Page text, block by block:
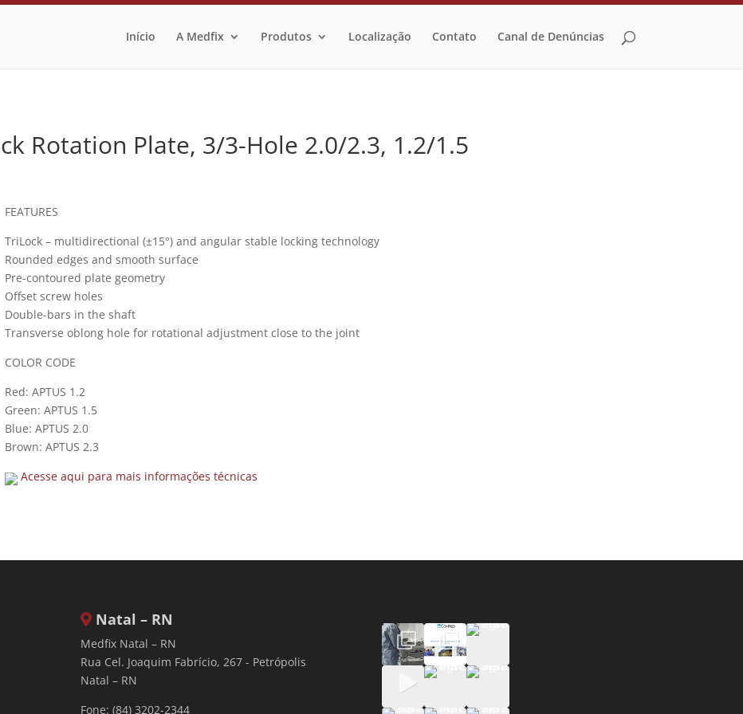
Início A Medfix Produtos Localização Contato Canal de Denúncias
Rotation Plate, 3/3-Hole 2.0/2.3, 1.2/1.5
FEATURES
TriLock – multidirectional (±15°) and angular stable locking technology
Rounded edges and smooth surface
Pre-contoured plate geometry
Offset screw holes
Double-bars in the shaft
Transverse oblong hole for rotational adjustment close to the joint
COLOR CODE
Red: APTUS 1.2
Green: APTUS 1.5
Blue: APTUS 2.0
Brown: APTUS 2.3
Acesse aqui para mais informações técnicas
Natal – RN
Medfix Natal – RN
Rua Cel. Joaquim Fabrício, 267 - Petrópolis
Natal – RN
Fone: (84) 3202-2344